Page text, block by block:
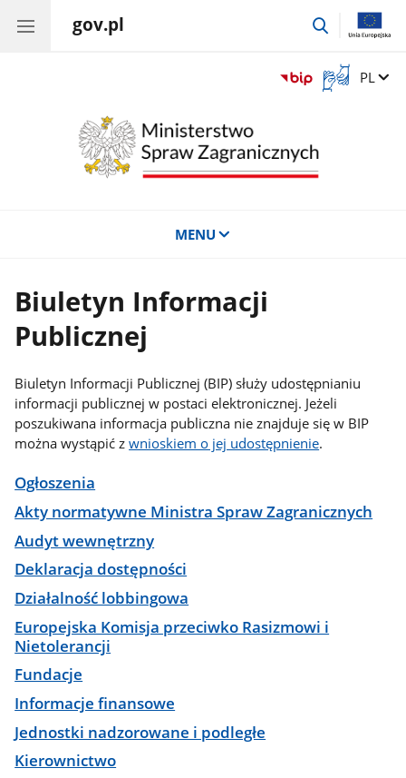
gov.pl
przejdź
Otwórz
okno
Zmień
PL
MENU
Biuletyn Informacji
Publicznej
Biuletyn Informacji Publicznej (BIP) służy udostępnianiu
informacji publicznej w postaci elektronicznej. Jeżeli
poszukiwana informacja publiczna nie znajduje się w BIP
można wystąpić zwnioskiem o jej udostępnienie.
Ogłoszenia
Akty normatywne Ministra Spraw Zagranicznych
Audyt wewnętrzny
Deklaracja dostępności
Działalność lobbingowa
Europejska Komisja przeciwko Rasizmowi i
Nietolerancji
Fundacje
Informacje finansowe
Jednostki nadzorowane i podległe
Kierownictwo